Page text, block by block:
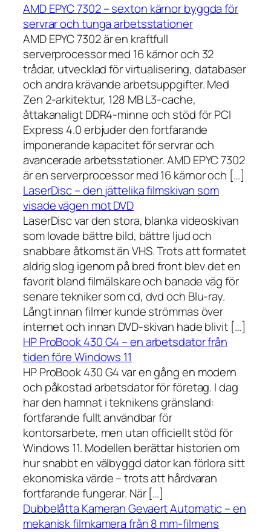
AMD EPYC 7302 – sexton kärnor byggda för
servrar och tunga arbetsstationer
AMD EPYC 7302 är en kraftfull
serverprocessor med 16 kärnor och 32
trådar, utvecklad för virtualisering, databaser
och andra krävande arbetsuppgifter. Med
Zen 2-arkitektur, 128 MB L3-cache,
åttakanaligt DDR4-minne och stöd för PCI
Express 4.0 erbjuder den fortfarande
imponerande kapacitet för servrar och
avancerade arbetsstationer. AMD EPYC 7302
är en serverprocessor med 16 kärnor och […]
LaserDisc – den jättelika filmskivan som
visade vägen mot DVD
LaserDisc var den stora, blanka videoskivan
som lovade bättre bild, bättre ljud och
snabbare åtkomst än VHS. Trots att formatet
aldrig slog igenom på bred front blev det en
favorit bland filmälskare och banade väg för
senare tekniker som cd, dvd och Blu-ray.
Långt innan filmer kunde strömmas över
internet och innan DVD-skivan hade blivit […]
HP ProBook 430 G4 – en arbetsdator från
tiden före Windows 11
HP ProBook 430 G4 var en gång en modern
och påkostad arbetsdator för företag. I dag
har den hamnat i teknikens gränsland:
fortfarande fullt användbar för
kontorsarbete, men utan officiellt stöd för
Windows 11. Modellen berättar historien om
hur snabbt en välbyggd dator kan förlora sitt
ekonomiska värde – trots att hårdvaran
fortfarande fungerar. När […]
Dubbelåtta Kameran Gevaert Automatic – en
mekanisk filmkamera från 8 mm-filmens